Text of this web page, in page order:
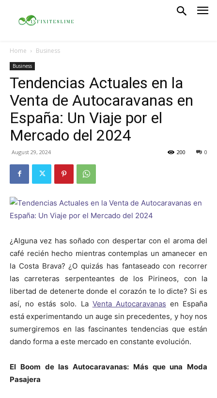
Home Business
Business
Tendencias Actuales en la
Venta de Autocaravanas en
España: Un Viaje por el
Mercado del 2024
August 29, 2024 0
200
¿Alguna vez has soñado con despertar con el aroma del
café recién hecho mientras contemplas un amanecer en
la Costa Brava? ¿O quizás has fantaseado con recorrer
las carreteras serpenteantes de los Pirineos, con la
libertad de detenerte donde el corazón te lo dicte? Si es
así, no estás solo. La Venta Autocaravanas en España
está experimentando un auge sin precedentes, y hoy nos
sumergiremos en las fascinantes tendencias que están
dando forma a este mercado en constante evolución.
El Boom de las Autocaravanas: Más que una Moda
Pasajera